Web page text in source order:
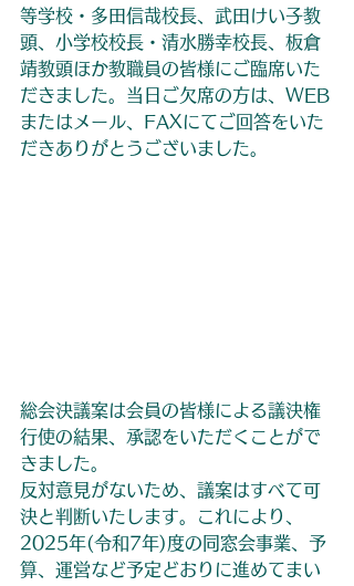
等学校・多田信哉校長、武田けい子教
頭、小学校校長・清水勝幸校長、板倉
靖教頭ほか教職員の皆様にご臨席いた
だきました。当日ご欠席の方は、WEB
またはメール、FAXにてご回答をいた
だきありがとうございました。
総会決議案は会員の皆様による議決権
行使の結果、承認をいただくことがで
きました。
反対意見がないため、議案はすべて可
決と判断いたします。これにより、
2025年(令和7年)度の同窓会事業、予
算、運営など予定どおりに進めてまい